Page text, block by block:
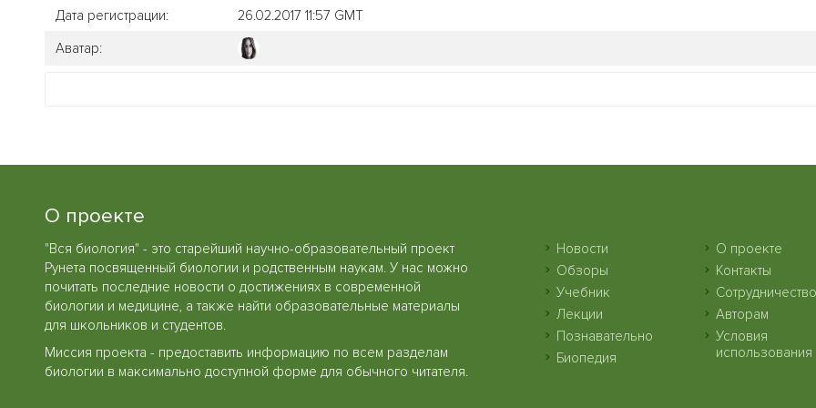
Дата регистрации:
26.02.2017 11:57 GMT
Аватар:
О проекте
"Вся биология" - это старейший научно-образовательный проект
Рунета посвященный биологии и родственным наукам. У нас можно
почитать последние новости о достижениях в современной
биологии и медицине, а также найти образовательные материалы
для школьников и студентов.
Миссия проекта - предоставить информацию по всем разделам
биологии в максимально доступной форме для обычного читателя.
Новости
Обзоры
Учебник
Лекции
Познавательно
Биопедия
О проекте
Контакты
Сотрудничество
Авторам
Условия
использования